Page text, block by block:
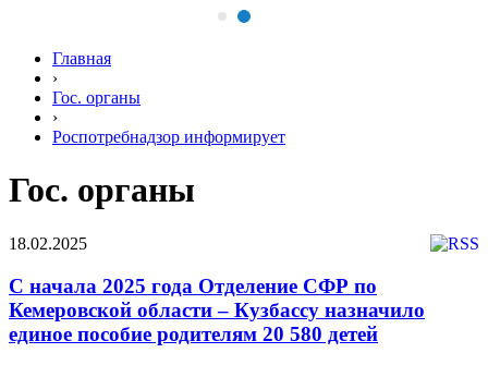
Главная
›
Гос. органы
›
Роспотребнадзор информирует
Гос. органы
18.02.2025
С начала 2025 года Отделение СФР по
Кемеровской области – Кузбассу назначило
единое пособие родителям 20 580 детей